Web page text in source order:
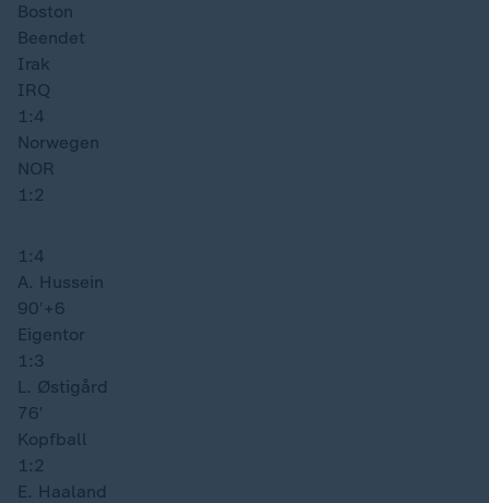
Boston
Beendet
Irak
IRQ
1:4
Norwegen
NOR
1:2
1:4
A. Hussein
90′ +6
Eigentor
1:3
L. Østigård
76′
Kopfball
1:2
E. Haaland